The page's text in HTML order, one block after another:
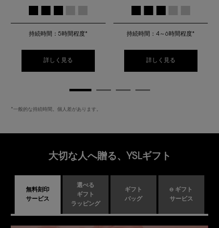
持続時間：5時間程度*
詳しく見る
持続時間：4～6時間程度*
詳しく見る
*一般的な持続時間。個人差があります。
大切な人へ贈る、YSLギフト
無料刻印
サービス
選べる
ギフト
ラッピング
ギフト
バッグ
e ギフト
サービス